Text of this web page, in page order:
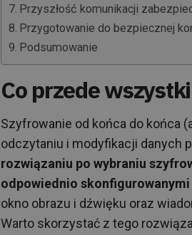
Przyszłość komunikacji
Przygotowanie do bezpiecznej
Podsumowanie
Co przede
Szyfrowanie od końca do końca
odczytaniu i modyfikacji danych
rozwiązaniu po wybraniu
odpowiednio
okno obrazu i dźwięku oraz
Warto skorzystać z tego